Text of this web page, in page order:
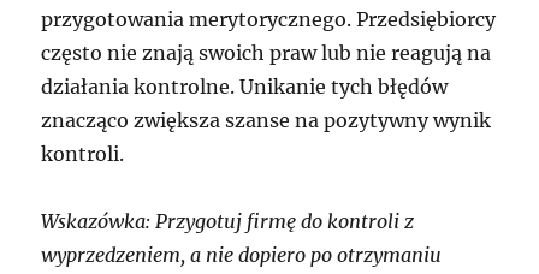
przygotowania merytorycznego. Przedsiębiorcy
często nie znają swoich praw lub nie reagują na
działania kontrolne. Unikanie tych błędów
znacząco zwiększa szanse na pozytywny wynik
kontroli.
Wskazówka: Przygotuj firmę do kontroli z
wyprzedzeniem, a nie dopiero po otrzymaniu